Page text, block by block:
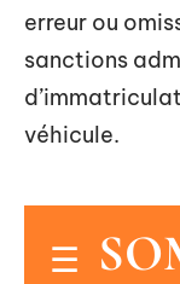
erreur ou
sanctions
véhicule.